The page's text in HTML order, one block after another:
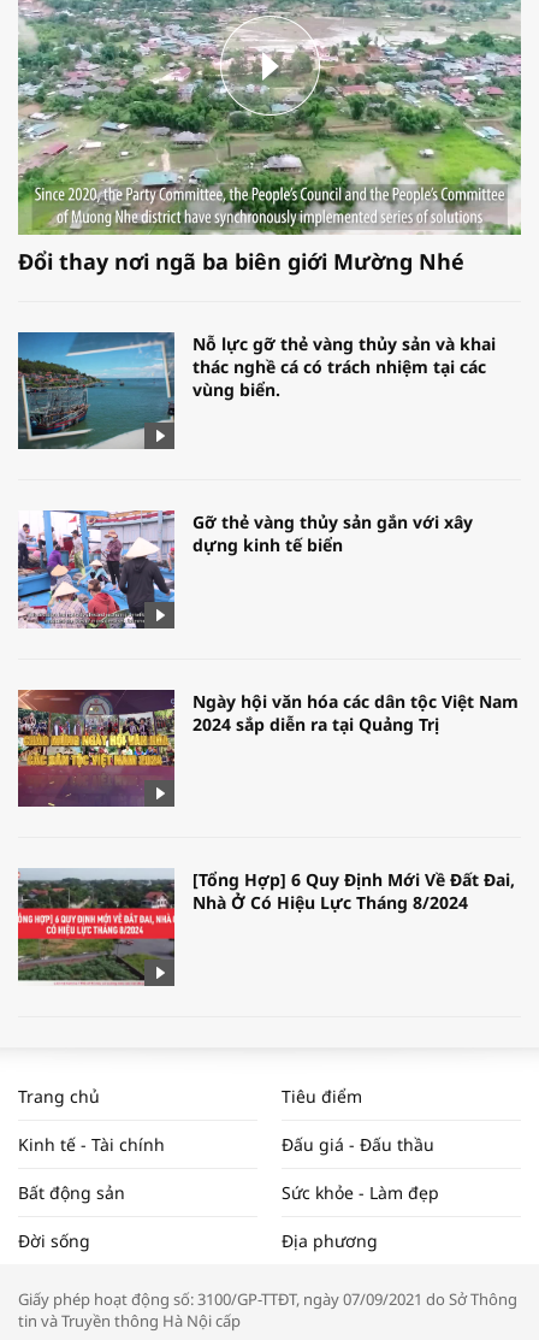
Đổi thay nơi ngã ba biên giới Mường Nhé
Nỗ lực gỡ thẻ vàng thủy sản và khai
thác nghề cá có trách nhiệm tại các
vùng biển.
Gỡ thẻ vàng thủy sản gắn với xây
dựng kinh tế biển
Ngày hội văn hóa các dân tộc Việt Nam
2024 sắp diễn ra tại Quảng Trị
[Tổng Hợp] 6 Quy Định Mới Về Đất Đai,
Nhà Ở Có Hiệu Lực Tháng 8/2024
NAM NĂM 2024 VÀ NĂM 2025 | NHỊP
ĐẬP THỊ TRƯỜNG #62
Tọa đàm “Xúc tiến thương mại: Khơi
Trang chủ Tiêu điểm
Kinh tế - Tài chính Đấu giá - Đấu thầu
Bất động sản Sức khỏe - Làm đẹp
Đời sống Địa phương
Giấy phép hoạt động số: 3100/GP-TTĐT, ngày 07/09/2021 do Sở Thông
tin và Truyền thông Hà Nội cấp